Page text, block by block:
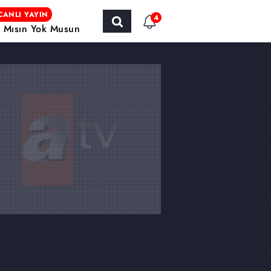
YAYIN
Yok Musun
4